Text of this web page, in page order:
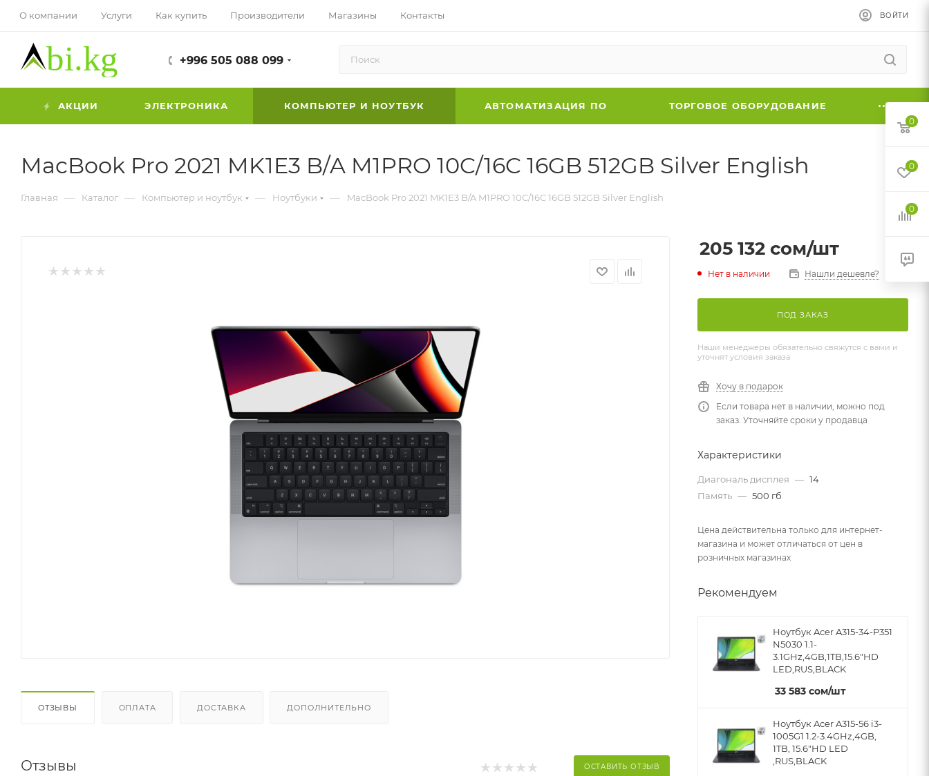
О компании Услуги Как купить Производители Магазины Контакты ВОЙТИ
+996 505 088 099
АКЦИИ ЭЛЕКТРОНИКА КОМПЬЮТЕР И НОУТБУК АВТОМАТИЗАЦИЯ ПО ТОРГОВОЕ ОБОРУДОВАНИЕ
MacBook Pro 2021 MK1E3 B/A M1PRO 10C/16C 16GB 512GB Silver English
Главная — Каталог — Компьютер и ноутбук — Ноутбуки — MacBook Pro 2021 MK1E3 B/A M1PRO 10C/16C 16GB 512GB Silver English
ОТЗЫВЫ ОПЛАТА ДОСТАВКА ДОПОЛНИТЕЛЬНО
Отзывы ОСТАВИТЬ ОТЗЫВ
205 132 cом/шт
Нет в наличии Нашли дешевле?
ПОД ЗАКАЗ
Наши менеджеры обязательно свяжутся с вами и
уточнят условия заказа
Хочу в подарок
Если товара нет в наличии, можно под
заказ. Уточняйте сроки у продавца
Характеристики
Диагональ дисплея — 14
Память — 500 гб
Цена действительна только для интернет-
магазина и может отличаться от цен в
розничных магазинах
Рекомендуем
Ноутбук Acer A315-34-P351
N5030 1.1-
3.1GHz,4GB,1TB,15.6"HD
LED,RUS,BLACK
33 583 cом/шт
Ноутбук Acer A315-56 i3-
1005G1 1.2-3.4GHz,4GB,
1TB, 15.6"HD LED
,RUS,BLACK
0
0
0